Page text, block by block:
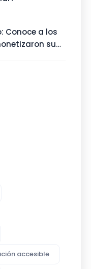
Conoce a los
su
accesible